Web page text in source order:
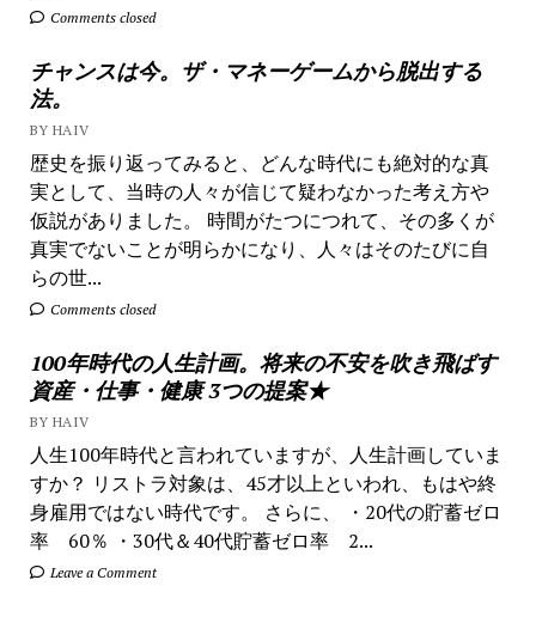
Comments closed
チャンスは今。ザ・マネーゲームから脱出する
法。
BY HAIV
歴史を振り返ってみると、どんな時代にも絶対的な真
実として、当時の人々が信じて疑わなかった考え方や
仮説がありました。 時間がたつにつれて、その多くが
真実でないことが明らかになり、人々はそのたびに自
らの世...
Comments closed
100年時代の人生計画。将来の不安を吹き飛ばす
資産・仕事・健康 3つの提案★
BY HAIV
人生100年時代と言われていますが、人生計画していま
すか？ リストラ対象は、45才以上といわれ、もはや終
身雇用ではない時代です。 さらに、 ・20代の貯蓄ゼロ
率 60％ ・30代＆40代貯蓄ゼロ率 2...
Leave a Comment